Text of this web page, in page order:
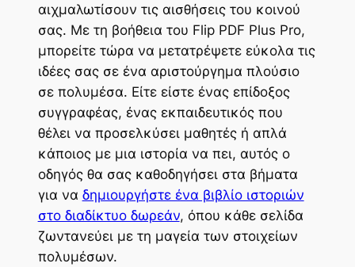
αιχμαλωτίσουν τις αισθήσεις του κοινού
σας. Με τη βοήθεια του Flip PDF Plus Pro,
μπορείτε τώρα να μετατρέψετε εύκολα τις
ιδέες σας σε ένα αριστούργημα πλούσιο
σε πολυμέσα. Είτε είστε ένας επίδοξος
συγγραφέας, ένας εκπαιδευτικός που
θέλει να προσελκύσει μαθητές ή απλά
κάποιος με μια ιστορία να πει, αυτός ο
οδηγός θα σας καθοδηγήσει στα βήματα
για να δημιουργήστε ένα βιβλίο ιστοριών
στο διαδίκτυο δωρεάν, όπου κάθε σελίδα
ζωντανεύει με τη μαγεία των στοιχείων
πολυμέσων.